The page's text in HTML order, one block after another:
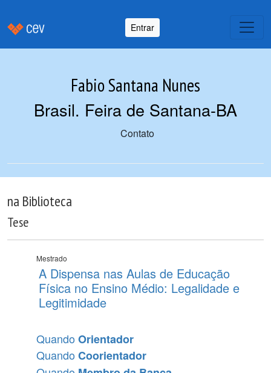
Entrar
Fabio Santana Nunes
Brasil. Feira de Santana-BA
Contato
na Biblioteca
Tese
Mestrado
A Dispensa nas Aulas de Educação
Física no Ensino Médio: Legalidade e
Legitimidade
Quando Orientador
Quando Coorientador